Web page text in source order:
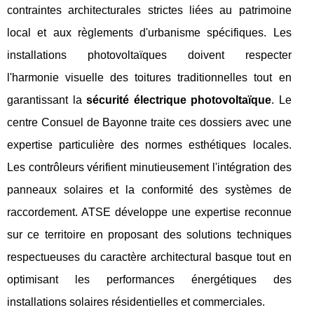
contraintes architecturales strictes liées au patrimoine
local et aux règlements d'urbanisme spécifiques. Les
installations photovoltaïques doivent respecter
l'harmonie visuelle des toitures traditionnelles tout en
garantissant lasécurité électrique photovoltaïque. Le
centre Consuel de Bayonne traite ces dossiers avec une
expertise particulière des normes esthétiques locales.
Les contrôleurs vérifient minutieusement l'intégration des
panneaux solaires et la conformité des systèmes de
raccordement. ATSE développe une expertise reconnue
sur ce territoire en proposant des solutions techniques
respectueuses du caractère architectural basque tout en
optimisant les performances énergétiques des
installations solaires résidentielles et commerciales.